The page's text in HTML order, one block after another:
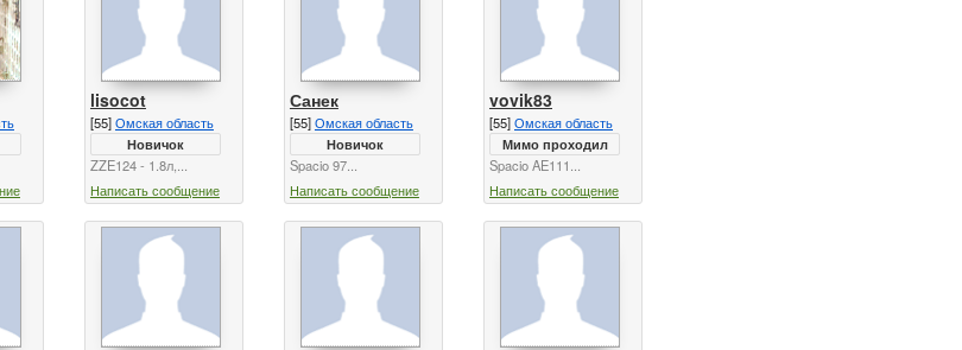
lisocot
[55]Омская область
Новичок
ZZE124 - 1.8л,...
Написать сообщение
Санек
[55]Омская область
Новичок
Spacio 97...
Написать сообщение
vovik83
[55]Омская область
Мимо проходил
Spacio AE111...
Написать сообщение